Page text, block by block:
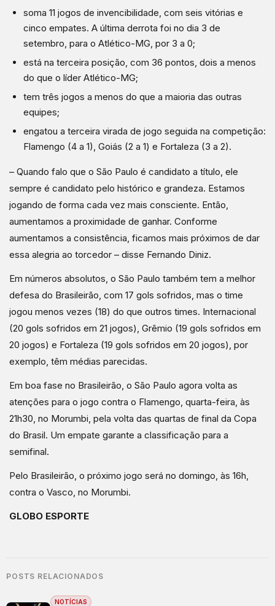
soma 11 jogos de invencibilidade, com seis vitórias e
cinco empates. A última derrota foi no dia 3 de
setembro, para o Atlético-MG, por 3 a 0;
está na terceira posição, com 36 pontos, dois a menos
do que o líder Atlético-MG;
tem três jogos a menos do que a maioria das outras
equipes;
engatou a terceira virada de jogo seguida na competição:
Flamengo (4 a 1), Goiás (2 a 1) e Fortaleza (3 a 2).
– Quando falo que o São Paulo é candidato a título, ele
sempre é candidato pelo histórico e grandeza. Estamos
jogando de forma cada vez mais consciente. Então,
aumentamos a proximidade de ganhar. Conforme
aumentamos a consistência, ficamos mais próximos de dar
essa alegria ao torcedor – disse Fernando Diniz.
Em números absolutos, o São Paulo também tem a melhor
defesa do Brasileirão, com 17 gols sofridos, mas o time
jogou menos vezes (18) do que outros times. Internacional
(20 gols sofridos em 21 jogos), Grêmio (19 gols sofridos em
20 jogos) e Fortaleza (19 gols sofridos em 20 jogos), por
exemplo, têm médias parecidas.
Em boa fase no Brasileirão, o São Paulo agora volta as
atenções para o jogo contra o Flamengo, quarta-feira, às
21h30, no Morumbi, pela volta das quartas de final da Copa
do Brasil. Um empate garante a classificação para a
semifinal.
Pelo Brasileirão, o próximo jogo será no domingo, às 16h,
contra o Vasco, no Morumbi.
GLOBO ESPORTE
POSTS RELACIONADOS
NOTÍCIAS